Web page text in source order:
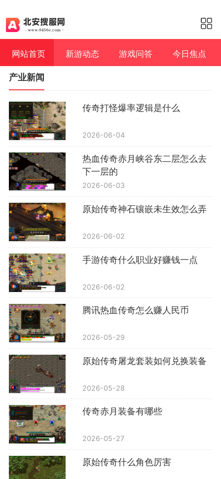
网站首页 新游动态 游戏问答 今日焦点
产业新闻
传奇打怪爆率逻辑是什么
2026-06-04
热血传奇赤月峡谷东二层怎么去
下一层的
2026-06-03
原始传奇神石镶嵌未生效怎么弄
2026-06-02
手游传奇什么职业好赚钱一点
2026-06-02
腾讯热血传奇怎么赚人民币
2026-05-29
原始传奇屠龙套装如何兑换装备
2026-05-28
传奇赤月装备有哪些
2026-05-27
原始传奇什么角色厉害